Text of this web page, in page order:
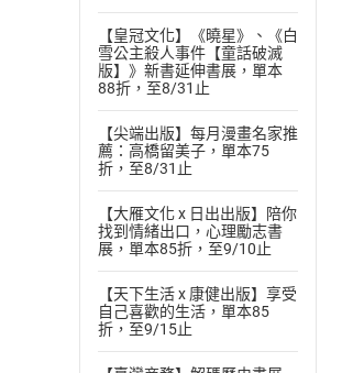
【皇冠文化】《曉星》、《白
雪公主殺人事件【童話破滅
版】》新書延伸書展，單本
88折，至8/31止
【尖端出版】每月漫畫名家推
薦：高橋留美子，單本75
折，至8/31止
【大雁文化 x 日出出版】陪你
找到情緒出口，心理勵志書
展，單本85折，至9/10止
【天下生活 x 康健出版】享受
自己喜歡的生活，單本85
折，至9/15止